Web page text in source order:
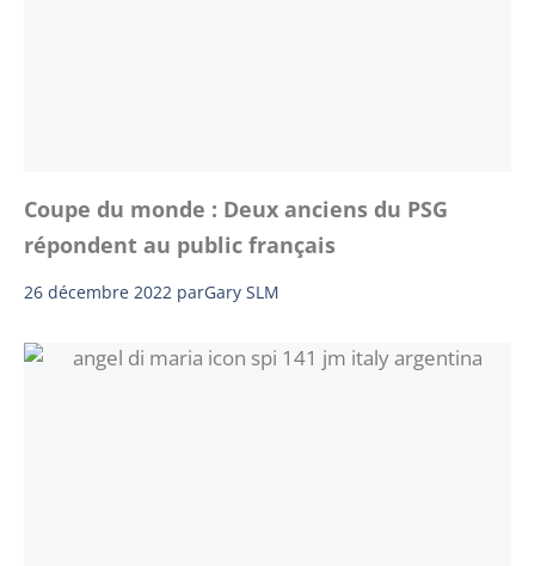
Coupe du monde : Deux anciens du PSG
répondent au public français
26 décembre 2022 parGary SLM